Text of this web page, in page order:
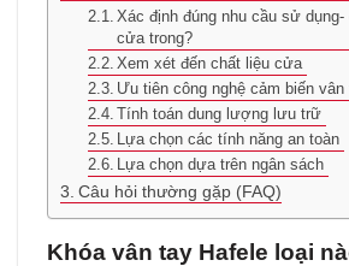
Xác định đúng nhu cầu sử
cửa trong?
Xem xét đến chất liệu cửa
Ưu tiên công nghệ cảm biến vân
Tính toán dung lượng lưu trữ
Lựa chọn các tính năng an toàn
Lựa chọn dựa trên ngân sách
Câu hỏi thường gặp (FAQ)
Khóa vân tay Hafele loại